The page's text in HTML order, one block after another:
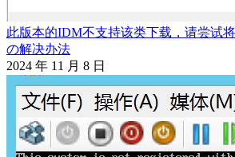
此版本的IDM不支持该类下载，请尝试
の解决办法
2024 年 11 月 8 日